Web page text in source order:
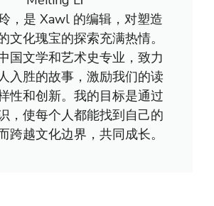
，是 Xawl 的编辑，对塑造
文化瑰宝的探索充满热情。
国文学和艺术史专业，致力
入胜的故事，激励我们的读
性和创新。我的目标是通过
，使每个人都能找到自己的
跨越文化边界，共同成长。